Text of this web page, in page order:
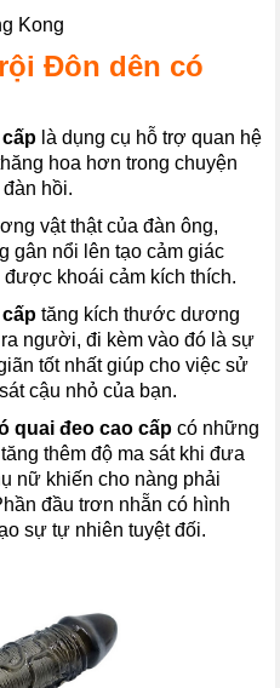
Kong
Đôn dên có
là dụng cụ hỗ trợ quan hệ
hoa hơn trong chuyện
hồi.
vật thật của đàn ông,
gân nổi lên tạo cảm giác
khoái cảm kích thích.
tăng kích thước dương
người, đi kèm vào đó là sự
tốt nhất giúp cho việc sử
cậu nhỏ của bạn.
quai đeocao cấp có những
thêm độ ma sát khi đưa
nữ khiến cho nàng phải
đầu trơn nhẵn có hình
sự tự nhiên tuyệt đối.